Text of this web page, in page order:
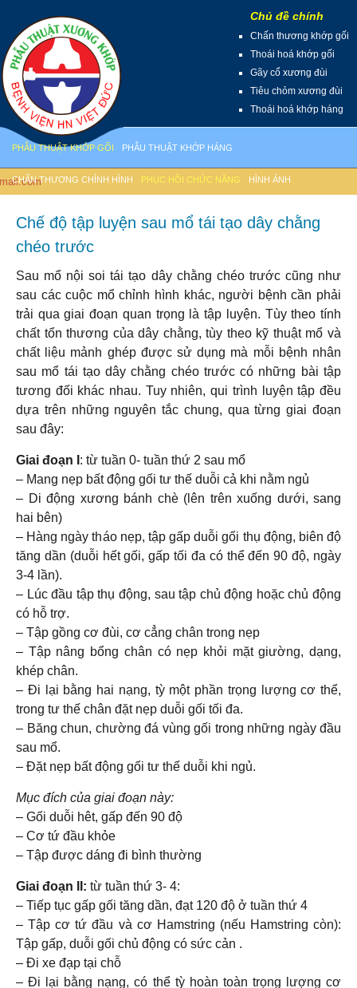
PHẪU THUẬT KHỚP GỐI PHẪU THUẬT KHỚP HÁNG
CHẤN THƯƠNG CHỈNH HÌNH PHỤC HỒI CHỨC NĂNG HÌNH ẢNH
Chủ đề chính
Chấn thương khớp gối
Thoái hoá khớp gối
Gãy cổ xương đùi
Tiêu chỏm xương đùi
Thoái hoá khớp háng
Chế độ tập luyện sau mổ tái tạo dây chằng
chéo trước
Sau mổ nội soi tái tạo dây chằng chéo trước cũng như
sau các cuộc mổ chỉnh hình khác, người bệnh cần phải
trải qua giai đoạn quan trọng là tập luyện. Tùy theo tính
chất tổn thương của dây chằng, tùy theo kỹ thuật mổ và
chất liệu mảnh ghép được sử dụng mà mỗi bệnh nhân
sau mổ tái tạo dây chằng chéo trước có những bài tập
tương đối khác nhau. Tuy nhiên, qui trình luyện tập đều
dựa trên những nguyên tắc chung, qua từng giai đoạn
sau đây:
Giai đoạn I : từ tuần 0- tuần thứ 2 sau mổ
– Mang nẹp bất động gối tư thế duỗi cả khi nằm ngủ
– Di động xương bánh chè (lên trên xuống dưới, sang
hai bên)
– Hàng ngày tháo nẹp, tập gấp duỗi gối thụ động, biên độ
tăng dần (duỗi hết gối, gấp tối đa có thể đến 90 độ, ngày
3-4 lần).
– Lúc đầu tập thụ động, sau tập chủ động hoặc chủ động
có hỗ trợ.
– Tập gồng cơ đùi, cơ cẳng chân trong nẹp
– Tập nâng bổng chân có nẹp khỏi mặt giường, dạng,
khép chân.
– Đi lại bằng hai nạng, tỳ một phần trọng lượng cơ thể,
trong tư thế chân đặt nẹp duỗi gối tối đa.
– Băng chun, chường đá vùng gối trong những ngày đầu
sau mổ.
– Đặt nẹp bất động gối tư thế duỗi khi ngủ.
Mục đích của giai đoạn này:
– Gối duỗi hêt, gấp đến 90 độ
– Cơ tứ đầu khỏe
– Tập được dáng đi bình thường
Giai đoạn II: từ tuần thứ 3- 4:
– Tiếp tục gấp gối tăng dần, đạt 120 độ ở tuần thứ 4
– Tập cơ tứ đầu và cơ Hamstring (nếu Hamstring còn):
Tập gấp, duỗi gối chủ động có sức cản .
– Đi xe đạp tại chỗ
– Đi lại bằng nạng, có thể tỳ hoàn toàn trọng lượng cơ